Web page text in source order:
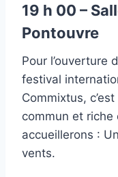
19 h 00 –
Pontouvre
Pour l’ouverture
festival
Commixtus,
commun et riche
accueillerons :
vents.